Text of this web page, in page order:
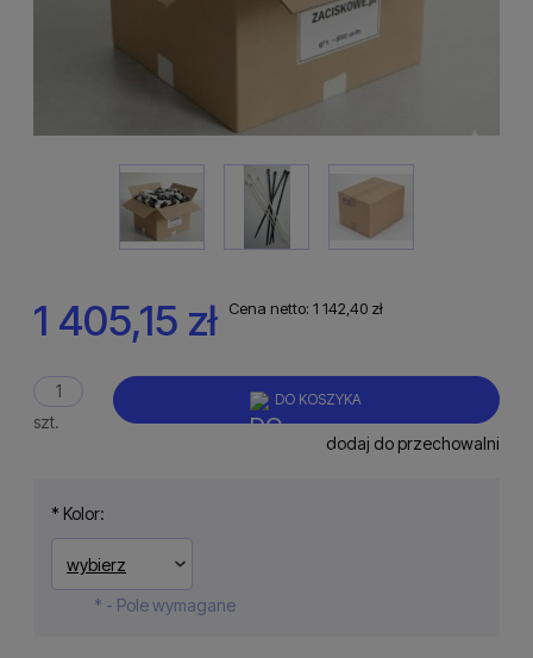
1 405,15 zł Cena netto: 1 142,40 zł
* Kolor:
* - Pole wymagane
szt.
DO KOSZYKA
dodaj do przechowalni